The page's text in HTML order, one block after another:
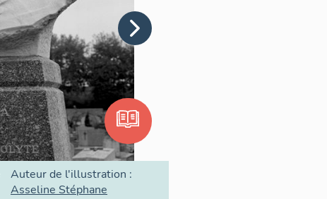
Auteur de l'illustration :
Asseline Stéphane